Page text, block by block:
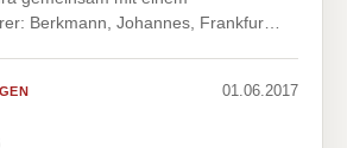
Berkmann, Johannes, Frankfur…
01.06.2017